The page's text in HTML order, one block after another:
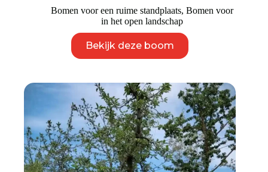
Bomen voor een ruime standplaats, Bomen voor
in het open landschap
Bekijk deze boom
product
heeft
Deze
optie
kan
gekozen
worden
op
de
productpagina